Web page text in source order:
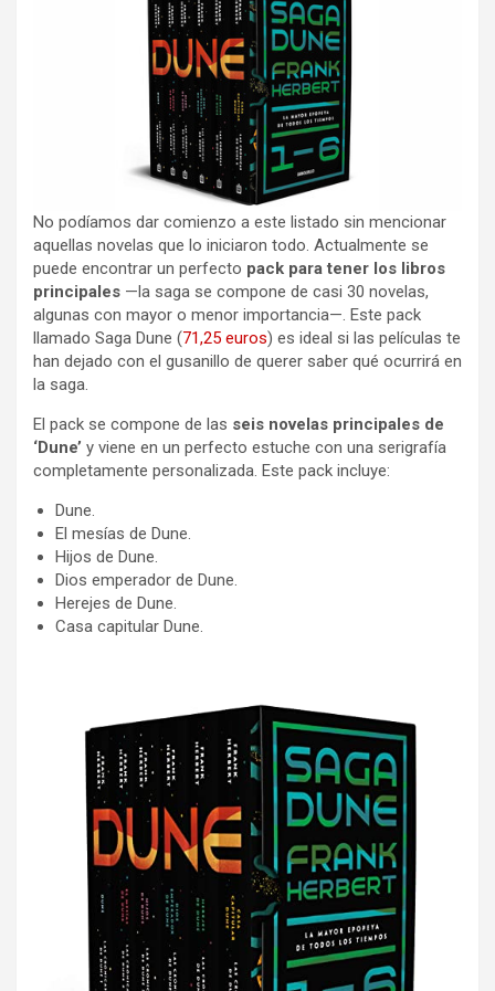
No podíamos dar comienzo a este listado sin mencionar
aquellas novelas que lo iniciaron todo. Actualmente se
puede encontrar un perfecto pack para tener los libros
principales —la saga se compone de casi 30 novelas,
algunas con mayor o menor importancia—. Este pack
llamado Saga Dune (71,25 euros) es ideal si las películas te
han dejado con el gusanillo de querer saber qué ocurrirá en
la saga.
El pack se compone de las seis novelas principales de
‘Dune’ y viene en un perfecto estuche con una serigrafía
completamente personalizada. Este pack incluye:
Dune.
El mesías de Dune.
Hijos de Dune.
Dios emperador de Dune.
Herejes de Dune.
Casa capitular Dune.